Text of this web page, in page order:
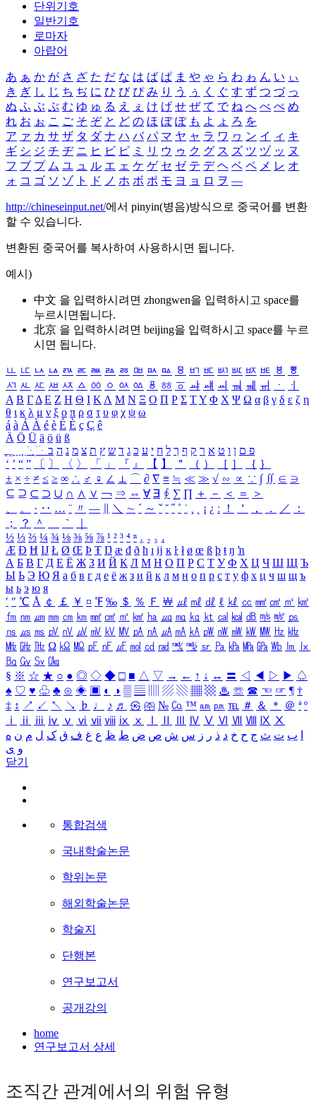
단위기호
일반기호
로마자
아랍어
あ ぁ か が さ ざ た だ な は ば ぱ ま や ゃ ら わ ゎ ん い ぃ
き ぎ し じ ち ぢ に ひ び ぴ み り う ぅ く ぐ す ず つ づ っ
ぬ ふ ぶ ぷ む ゆ ゅ る え ぇ け げ せ ぜ て で ね へ べ ぺ め
れ お ぉ こ ご そ ぞ と ど の ほ ぼ ぽ も よ ょ ろ を
ア ァ カ サ ザ タ ダ ナ ハ バ パ マ ヤ ャ ラ ワ ヮ ン イ ィ キ
ギ シ ジ チ ヂ ニ ヒ ビ ピ ミ リ ウ ゥ ク グ ス ズ ツ ヅ ッ ヌ
フ ブ プ ム ユ ュ ル エ ェ ケ ゲ セ ゼ テ デ ヘ ベ ペ メ レ オ
ォ コ ゴ ソ ゾ ト ド ノ ホ ボ ポ モ ヨ ョ ロ ヲ ―
http://chineseinput.net/에서 pinyin(병음)방식으로 중국어를 변환
할 수 있습니다.
변환된 중국어를 복사하여 사용하시면 됩니다.
예시)
中文 을 입력하시려면 zhongwen을 입력하시고 space를
누르시면됩니다.
北京 을 입력하시려면 beijing을 입력하시고 space를 누르
시면 됩니다.
ㅥ ㅦ ㅧ ㅨ ㅩ ㅪ ㅫ ㅬ ㅭ ㅮ ㅯ ㅰ ㅱ ㅲ ㅳ ㅴ ㅵ ㅶ ㅷ ㅸ
ㅹ
ㅺ ㅻ ㅼ ㅽ ㅾ ㅿ ㆀ ㆁ ㆂ ㆃ ㆄ ㆅ ㆆ ㆇ ㆈ ㆉ ㆊ ㆋ ㆌ ㆍ
ㆎ
Α Β ΓΔ Ε Ζ Η Θ Ι ΚΛ Μ Ν Ξ Ο Π Ρ Σ ΤΥ Φ Χ Ψ Ω α β γ δ ε ζ η
θ ι κ λ μ ν ξ ο π ρ σ τ υ φ χ ψ ω
á à Á À é è É È ç Ç ê
Ä Ö Ü ä ö ü ß
ִֶֹ ֻּ ׁׂ פ ם ן ו ט א ר ק ף ך ל ח י ע כ ג ד ש ץ ת צ מ נ ה ב
‘ ’ “ ” 〔 〕 〈 〉 「 」 『 』 【 】 ＂ （ ） ［ ］ ｛ ｝
± × ÷ ≠ ≤ ≥ ∞ ∴ ♂ ♀ ∠ ⊥ ⌒ ∂ ∇ ≡ ≒ ≪ ≫ √ ∽ ∝ ∵ ∫ ∬ ∈ ∋
⊆ ⊇ ⊂ ⊃ ∪ ∩ ∧ ∨ ￢ ⇒ ⇔ ∀ ∃ ∮ ∑ ∏ ＋ － ＜ ＝
＞
、
。 · ‥ … ¨ 〃 ― ＼ ∼ ´ ～ ˇ ˘ ˝ ˚ ˙ ¸ ¡ ¿ ː ！ ＇ ， ． ／
：
；
？ ＾ ｀
½ ⅓ ⅔ ¼ ¾ ⅛ ⅜ ⅝ ⅞ ¹ ² ³ ⁴ ⁿ ₁ ₂ ₃ ₄
Æ Ð Ħ Ĳ Ł Ø Œ Þ Ŧ Ŋ æ đ ð ħ ı ĳ ĸ ŀ ł ø œ ß þ ŧ ŋ ŉ
А Б В Г Д Е Ё Ж З И Й К Л М Н О П Р С Т У Ф Х Ц Ч Ш Щ Ъ
Ы Ь Э Ю Я а б в г д е ё ж з и й к л м н о п р с т у ф х ц ч ш щ ъ
ы ь э ю я
′ ″ ℃ Å ￠ ￡ ￥ ¤ ℉ ‰ ＄ ％ Ｆ ￦ ㎕ ㎖ ㎗ ℓ ㎘ ㏄ ㎣ ㎤ ㎥ ㎦
㎙ ㎚ ㎛ ㎜ ㎝ ㎞ ㎟ ㎠ ㎡ ㎢ ㏊ ㎍ ㎎ ㎏ ㏏ ㎈ ㎉ ㏈ ㎧ ㎨ ㎰
㎱ ㎲ ㎳ ㎴ ㎵ ㎶ ㎷ ㎸ ㎹ ㎀ ㎁ ㎂ ㎃ ㎄ ㎺ ㎻ ㎽ ㎾ ㎿ ㎐ ㎑
㎒ ㎓ ㎔ Ω ㏀ ㏁ ㎊ ㎋ ㎌ ㏖ ㏅ ㎭ ㎮ ㎯ ㏛ ㎩ ㎪ ㎫ ㎬ ㏝ ㏐
㏓
㏃ ㏉ ㏜ ㏆
§ ※ ☆ ★ ○ ● ◎ ◇ ◆ □ ■ △ ▽ → ← ↑ ↓ ↔ 〓 ◁ ◀ ▷ ▶ ♤
♠ ♡ ♥ ♧ ♣ ⊙ ◈ ▣ ◐ ◑ ▒ ▤ ▨ ▧ ▦ ▩ ♨ ☏ ☎ ☜ ☞ ¶ †
‡ ↕ ↗ ↙ ↖ ↘ ♭ ♩ ♪ ♬ ㉿ ㈜ № ㏇ ™ ㏂ ㏘ ℡ ＃ ＆ ＊ ＠ ª º
ⅰ
ⅱ ⅲ ⅳ ⅴ ⅵ ⅶ ⅷ ⅸ ⅹ Ⅳ Ⅴ Ⅵ Ⅶ Ⅷ Ⅸ Ⅹ
ب ت ث ج ح خ د ذ ر ز س ش ص ض ط ظ ع غ ف ق ک ل م ن ه
و ی
닫기
통합검색
국내학술논문
학위논문
해외학술논문
학술지
단행본
연구보고서
공개강의
home
연구보고서 상세
조직간 관계에서의 위험 유형